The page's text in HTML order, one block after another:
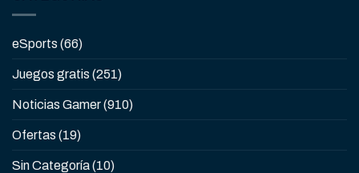
eSports (66)
Juegos gratis (251)
Noticias Gamer(910)
Ofertas (19)
Sin Categoría(10)